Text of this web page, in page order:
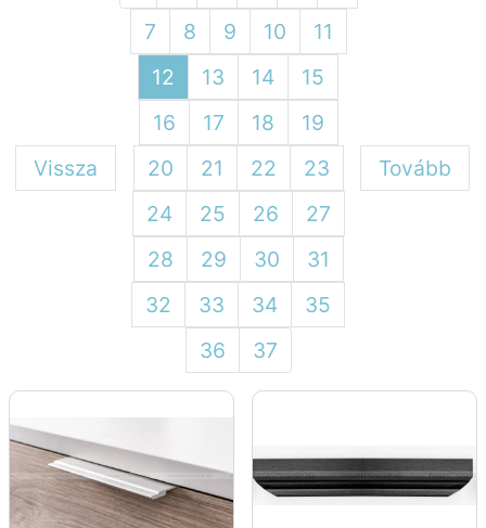
Vissza
7
8 9 10
11
12
13 14
15
16
17 18
19
20
21 22
23
24
25 26
27
28
29 30
31
32
33 34
35
36
37
Tovább